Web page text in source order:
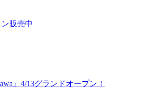
販売中
』4/13グランドオープン！